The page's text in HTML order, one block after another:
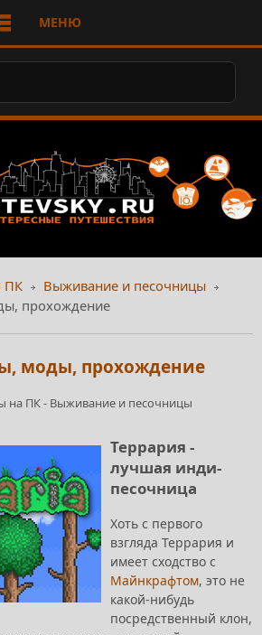
МЕНЮ
ПК
Выживание и песочницы
прохождение
моды, прохождение
на ПК- Выживание и песочницы
Террария -
лучшая инди-
песочница
Хоть с первого
взгляда Террария и
имеет сходство с
Майнкрафтом, это не
какой-нибудь
посредственный клон,